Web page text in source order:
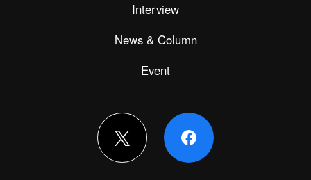
Interview
News & Column
Event